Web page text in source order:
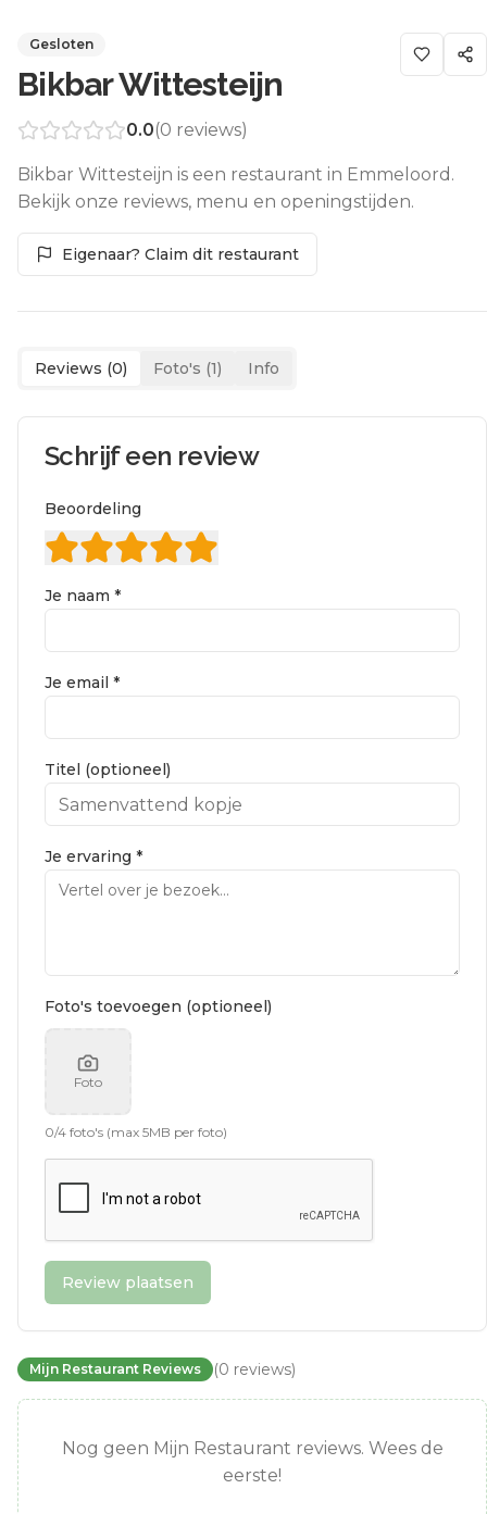
Gesloten
Bikbar Wittesteijn
0.0(0 reviews)
Bikbar Wittesteijn is een restaurant in Emmeloord.
Bekijk onze reviews, menu en openingstijden.
Eigenaar? Claim dit restaurant
Reviews (0) Foto's (1) Info
Schrijf een review
Beoordeling
Je naam *
Je email *
Titel (optioneel)
Je ervaring *
Foto's toevoegen (optioneel)
Foto
0/4 foto's (max 5MB per foto)
Review plaatsen
Mijn Restaurant Reviews (0 reviews)
Nog geen Mijn Restaurant reviews. Wees de
eerste!